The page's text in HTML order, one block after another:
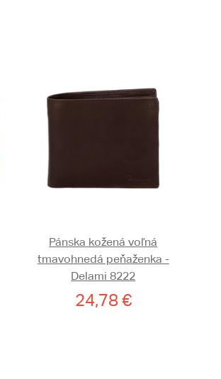
Pánska kožená voľná
tmavohnedá peňaženka -
Delami 8222
24,78 €